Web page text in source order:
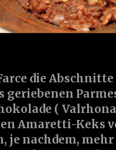
die
geriebenen
(
Amaretti-Keks
je nachdem,